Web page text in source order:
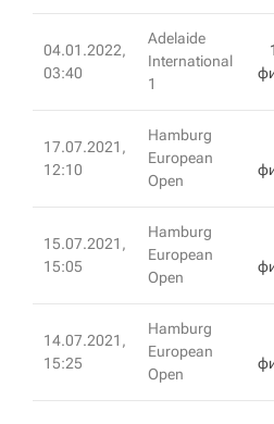
04.01.2022,
03:40
Adelaide
International
1
17.07.2021,
12:10
Hamburg
European
Open
15.07.2021,
15:05
Hamburg
European
Open
14.07.2021,
15:25
Hamburg
European
Open